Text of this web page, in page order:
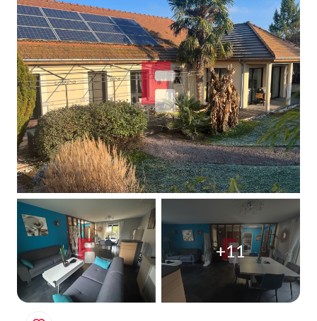
Qui
sommes-
nous
Blog
+11